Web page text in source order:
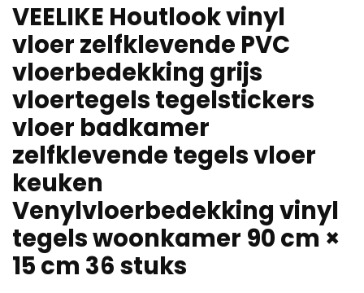
VEELIKE Houtlook vinyl
vloer zelfklevende PVC
vloerbedekking grijs
vloertegels tegelstickers
vloer badkamer
zelfklevende tegels vloer
keuken
Venylvloerbedekking vinyl
tegels woonkamer 90 cm ×
15 cm 36 stuks